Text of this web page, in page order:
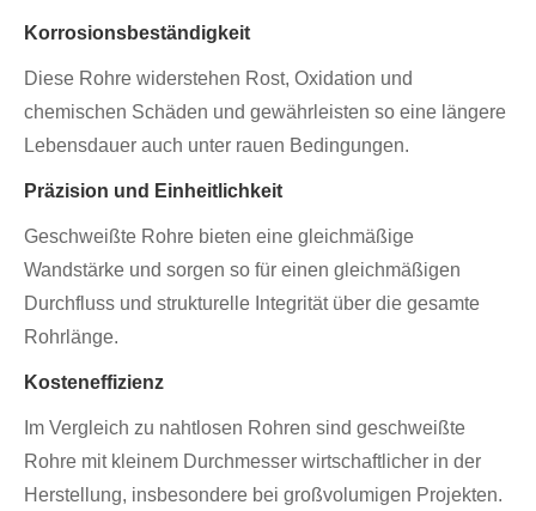
Korrosionsbeständigkeit
Diese Rohre widerstehen Rost, Oxidation und
chemischen Schäden und gewährleisten so eine längere
Lebensdauer auch unter rauen Bedingungen.
Präzision und Einheitlichkeit
Geschweißte Rohre bieten eine gleichmäßige
Wandstärke und sorgen so für einen gleichmäßigen
Durchfluss und strukturelle Integrität über die gesamte
Rohrlänge.
Kosteneffizienz
Im Vergleich zu nahtlosen Rohren sind geschweißte
Rohre mit kleinem Durchmesser wirtschaftlicher in der
Herstellung, insbesondere bei großvolumigen Projekten.